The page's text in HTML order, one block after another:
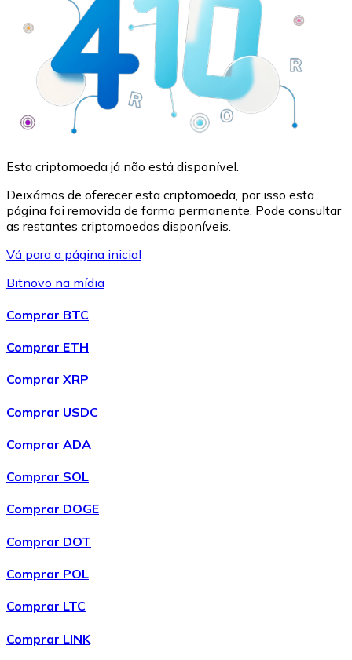
API Bitnovo
Integre nossa API no seu ecossistema.
Tornar-se Revendedor
Junte-se à nossa rede de revendedores e
Adicionar um Token
Adicione o token do seu projeto ao nosso serviço de
Esta criptomoeda já não está disponível.
Deixámos de oferecer esta criptomoeda, por isso esta
página foi removida de forma permanente. Pode consultar
as restantes criptomoedas disponíveis.
Vá para a página inicial
Bitnovo na mídia
Comprar BTC
Comprar ETH
Comprar XRP
Comprar USDC
Comprar ADA
Comprar SOL
Comprar DOGE
Comprar DOT
Comprar POL
Comprar LTC
Comprar LINK